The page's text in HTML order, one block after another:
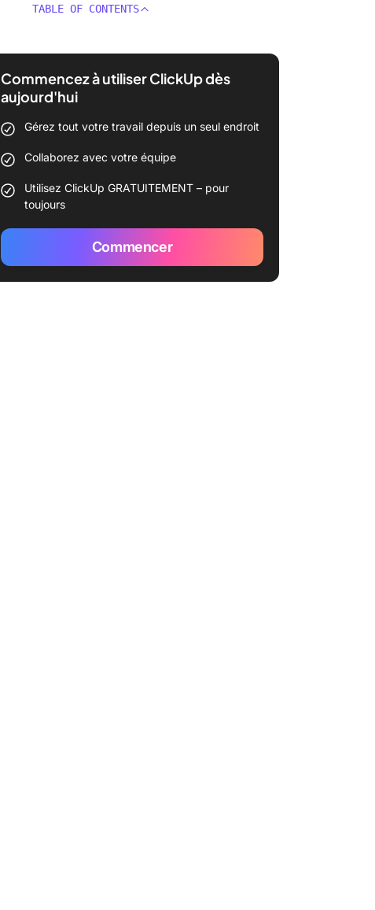
TABLE OF CONTENTS
Commencez à utiliser ClickUp dès
aujourd'hui
Gérez tout votre travail depuis un seul endroit
Collaborez avec votre équipe
Utilisez ClickUp GRATUITEMENT – pour
toujours
Commencer